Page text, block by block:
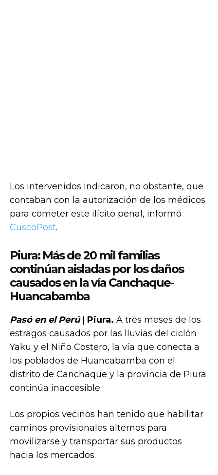
Los intervenidos indicaron, no obstante, que
contaban con la autorización de los médicos
para cometer este ilícito penal, informó
CuscoPost.
Piura: Más de 20 mil familias
continúan aisladas por los daños
causados en la vía Canchaque-
Huancabamba
Pasó en el Perú| Piura. A tres meses de los
estragos causados por las lluvias del ciclón
Yaku y el Niño Costero, la vía que conecta a
los poblados de Huancabamba con el
distrito de Canchaque y la provincia de Piura
continúa inaccesible.
Los propios vecinos han tenido que habilitar
caminos provisionales alternos para
movilizarse y transportar sus productos
hacia los mercados.